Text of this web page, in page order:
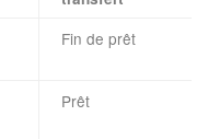
Fin de prêt
Prêt